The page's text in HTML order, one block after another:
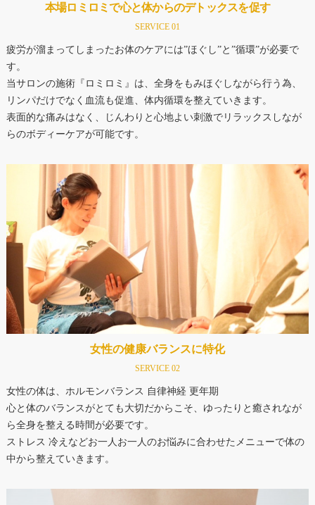
本場ロミロミで心と体からのデトックスを促す
SERVICE 01
疲労が溜まってしまったお体のケアには”ほぐし”と”循環”が必要で
す。
当サロンの施術『ロミロミ』は、全身をもみほぐしながら行う為、
リンパだけでなく血流も促進、体内循環を整えていきます。
表面的な痛みはなく、じんわりと心地よい刺激でリラックスしなが
らのボディーケアが可能です。
女性の健康バランスに特化
SERVICE 02
女性の体は、ホルモンバランス 自律神経 更年期
心と体のバランスがとても大切だからこそ、ゆったりと癒されなが
ら全身を整える時間が必要です。
ストレス 冷えなどお一人お一人のお悩みに合わせたメニューで体の
中から整えていきます。